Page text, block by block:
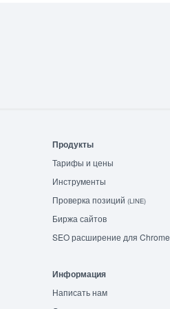
Продукты
Тарифы и цены
Инструменты
Проверка позиций (LINE)
Биржа сайтов
SEO расширение для Chrome
Информация
Написать нам